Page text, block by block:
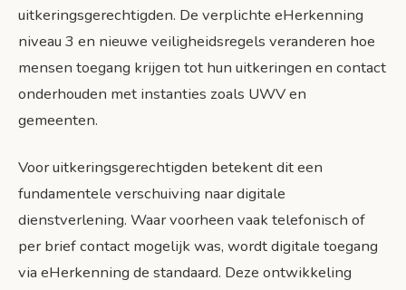
uitkeringsgerechtigden. De verplichte eHerkenning
niveau 3 en nieuwe veiligheidsregels veranderen hoe
mensen toegang krijgen tot hun uitkeringen en contact
onderhouden met instanties zoals UWV en
gemeenten.
Voor uitkeringsgerechtigden betekent dit een
fundamentele verschuiving naar digitale
dienstverlening. Waar voorheen vaak telefonisch of
per brief contact mogelijk was, wordt digitale toegang
via eHerkenning de standaard. Deze ontwikkeling